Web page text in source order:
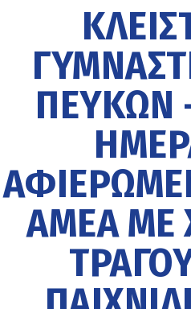
ΠΕΎΚΩΝ
ΑΜΕΑ ΜΕ